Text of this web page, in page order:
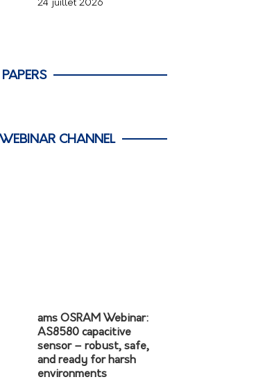
24 juillet 2026
CHANNEL
ams OSRAM Webinar:
AS8580 capacitive
sensor – robust, safe,
and ready for harsh
environments